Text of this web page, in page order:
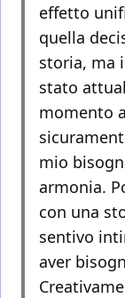
effetto
quella
storia, ma
stato
momento
mio
armonia.
con una
sentivo
aver